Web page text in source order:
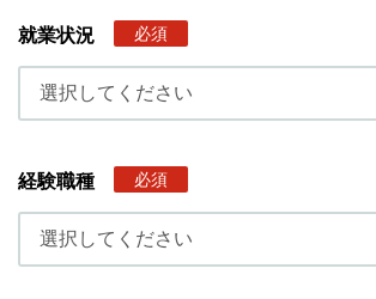
就業状況 必須
経験職種 必須